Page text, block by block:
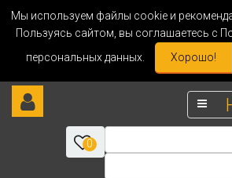
Мы используем файлы cookie и
Пользуясь сайтом, вы соглашаетесь с
персональных данных.
Хорошо!
0